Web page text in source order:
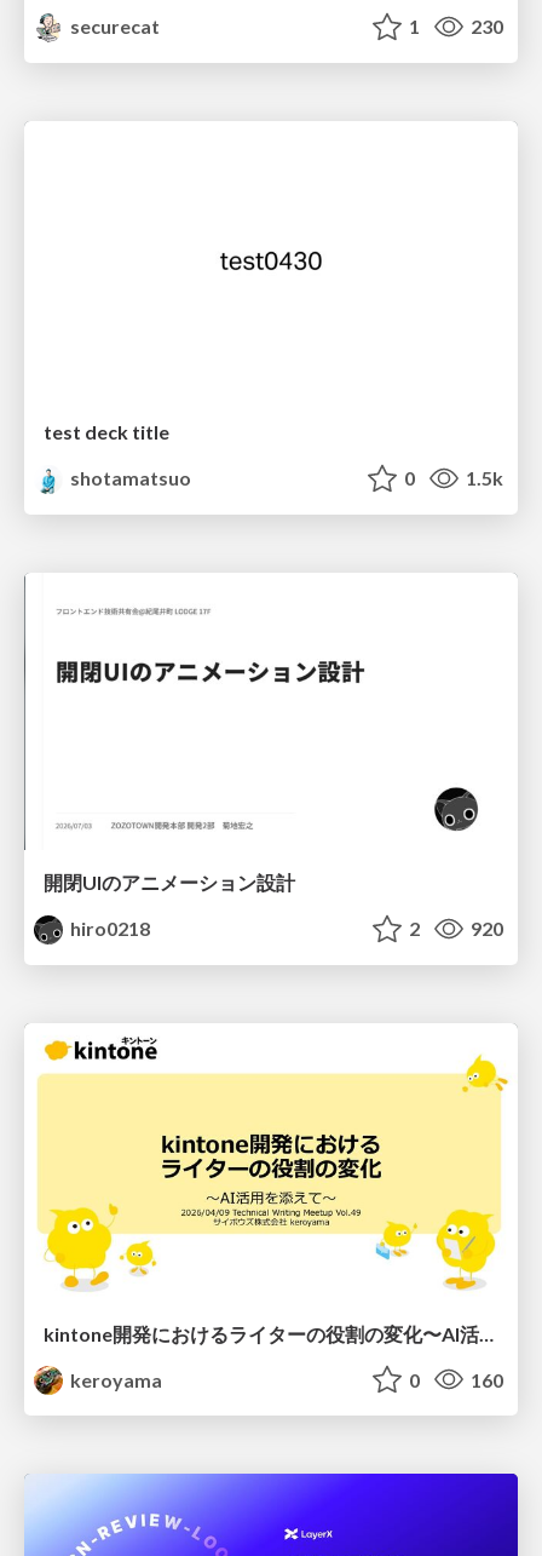
securecat
1 230
test deck title
shotamatsuo
0 1.5k
開閉UIのアニメーション設計
hiro0218
2 920
kintone開発における​ライターの役割の変化​〜AI活用を添えて〜 / Changes in the Role of Writers in Kintone Development
keroyama
0 160